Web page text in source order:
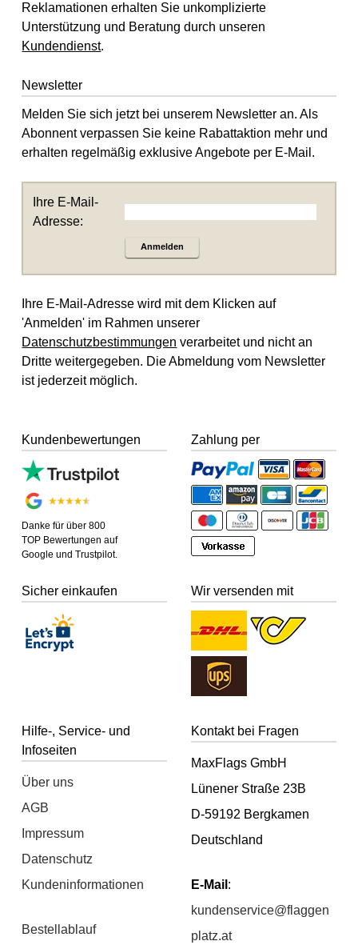
Reklamationen erhalten Sie unkomplizierte
Unterstützung und Beratung durch unseren
Kundendienst.
Newsletter
Melden Sie sich jetzt bei unserem Newsletter an. Als
Abonnent verpassen Sie keine Rabattaktion mehr und
erhalten regelmäßig exklusive Angebote per E-Mail.
Ihre E-Mail-
Adresse:
Anmelden
Ihre E-Mail-Adresse wird mit dem Klicken auf
'Anmelden' im Rahmen unserer
Datenschutzbestimmungen verarbeitet und nicht an
Dritte weitergegeben. Die Abmeldung vom Newsletter
ist jederzeit möglich.
Kundenbewertungen
Danke für über 800
TOP Bewertungen auf
Google und Trustpilot.
Zahlung per
Sicher einkaufen Wir versenden mit
Hilfe-, Service- und
Infoseiten
Über uns
AGB
Impressum
Datenschutz
Kundeninformationen
Bestellablauf
Kontakt bei Fragen
MaxFlags GmbH
Lünener Straße 23B
D-59192 Bergkamen
Deutschland
E-Mail :
kundenservice@flaggen
platz.at